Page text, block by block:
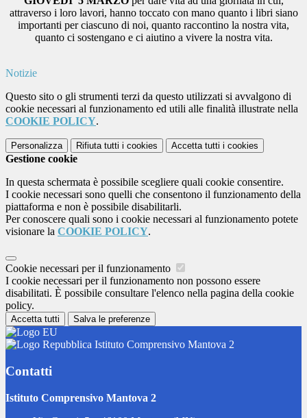
attraverso i loro lavori, hanno toccato con mano quanto i libri siano
importanti per ciascuno di noi, quanto raccontino la nostra vita,
quanto ci sostengano e ci aiutino a vivere la nostra vita.
Notizie
Questo sito o gli strumenti terzi da questo utilizzati si avvalgono di
cookie necessari al funzionamento ed utili alle finalità illustrate nella
COOKIE POLICY.
Personalizza Rifiuta tutti i cookies Accetta tutti i cookies
Gestione cookie
In questa schermata è possibile scegliere quali cookie consentire.
I cookie necessari sono quelli che consentono il funzionamento della
piattaforma e non è possibile disabilitarli.
Per conoscere quali sono i cookie necessari al funzionamento potete
visionare la COOKIE POLICY.
Cookie necessari per il funzionamento
I cookie necessari per il funzionamento non possono essere
disabilitati. È possibile consultare l'elenco nella pagina della cookie
policy.
Accetta tutti Salva le preferenze
Istituto Comprensivo Mantova 2
Contatti
Istituto Comprensivo Mantova 2